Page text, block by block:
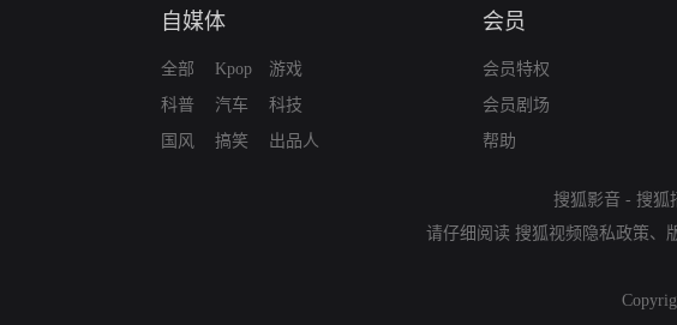
自媒体
全部
科普
国风
Kpop
汽车
搞笑
游戏
科技
出品人
会员
会员特权
会员剧场
帮助
搜狐影音 - 搜狐
请仔细阅读 搜狐视频隐私政策、